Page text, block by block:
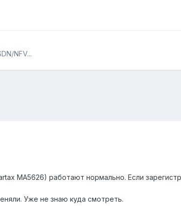
NFV...
MA5626) работают нормально. Если
Уже не знаю куда смотреть.